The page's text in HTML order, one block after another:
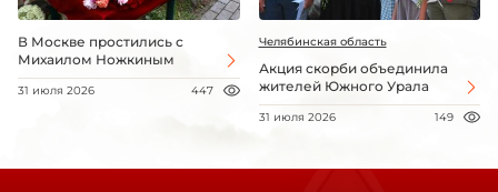
В Москве простились с
Михаилом Ножкиным
31 июля 2026 447
Челябинская область
Акция скорби объединила
жителей Южного Урала
31 июля 2026 149